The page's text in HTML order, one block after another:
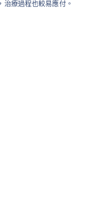
治療過程也較易應付。